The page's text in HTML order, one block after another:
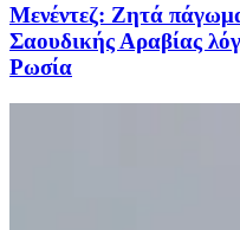
Μενέντεζ: Ζητά
Σαουδικής Αραβίας
Ρωσία